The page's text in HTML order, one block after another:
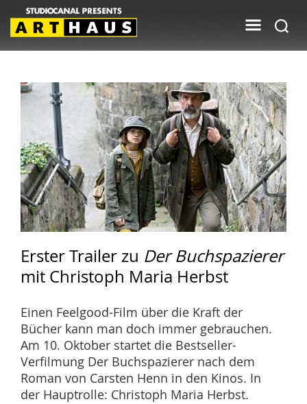
Erster Trailer zu Der Buchspazierer
mit Christoph Maria Herbst
Einen Feelgood-Film über die Kraft der
Bücher kann man doch immer gebrauchen.
Am 10. Oktober startet die Bestseller-
Verfilmung Der Buchspazierer nach dem
Roman von Carsten Henn in den Kinos. In
der Hauptrolle: Christoph Maria Herbst.